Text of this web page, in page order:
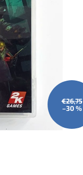
€26,75
–30 %